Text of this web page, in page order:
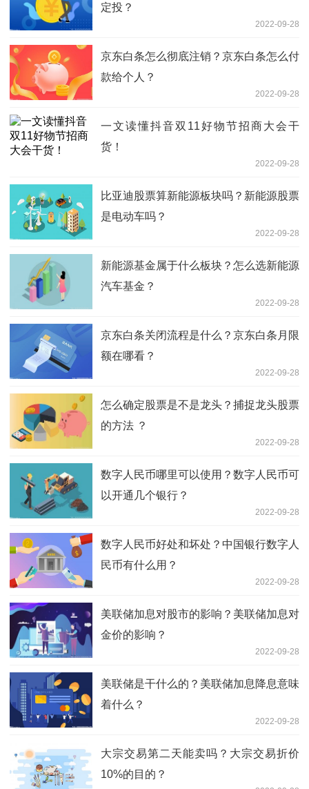
定投？
2022-09-28
京东白条怎么彻底注销？京东白条怎么付
款给个人？
2022-09-28
一文读懂抖音双11好物节招商大会干
货！
2022-09-28
比亚迪股票算新能源板块吗？新能源股票
是电动车吗？
2022-09-28
新能源基金属于什么板块？怎么选新能源
汽车基金？
2022-09-28
京东白条关闭流程是什么？京东白条月限
额在哪看？
2022-09-28
怎么确定股票是不是龙头？捕捉龙头股票
的方法 ？
2022-09-28
数字人民币哪里可以使用？数字人民币可
以开通几个银行？
2022-09-28
数字人民币好处和坏处？中国银行数字人
民币有什么用？
2022-09-28
美联储加息对股市的影响？美联储加息对
金价的影响？
2022-09-28
美联储是干什么的？美联储加息降息意味
着什么？
2022-09-28
大宗交易第二天能卖吗？大宗交易折价
10%的目的？